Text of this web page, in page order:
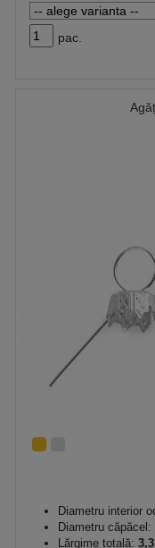
pac.
Diametru interior
Diametru căpăcel:
Lărgime totală: